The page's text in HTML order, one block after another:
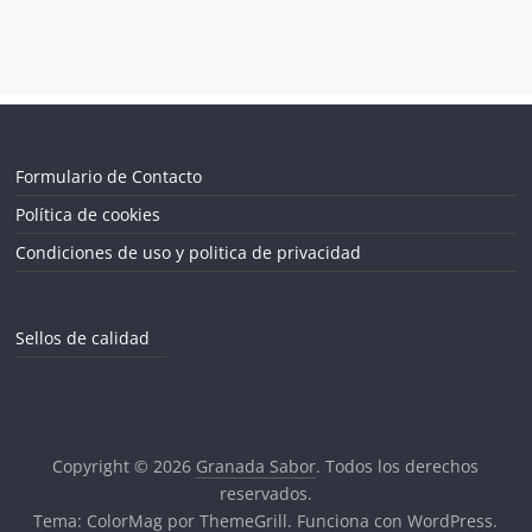
Formulario de Contacto
Política de cookies
Condiciones de uso y politica de privacidad
Sellos de calidad
Copyright © 2026 Granada Sabor. Todos los derechos
reservados.
Tema: ColorMag por ThemeGrill. Funciona conWordPress.